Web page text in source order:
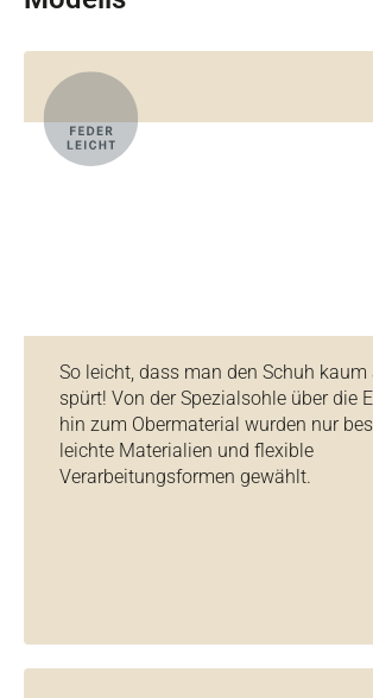
So leicht, dass man den Schuh kaum
spürt! Von der Spezialsohle über die
hin zum Obermaterial wurden nur
leichte Materialien und flexible
Verarbeitungsformen gewählt.